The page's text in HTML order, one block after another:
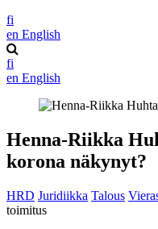
fi
en English
fi
en English
Henna-Riikka
korona näkynyt?
HRD Juridiikka Talous
toimitus